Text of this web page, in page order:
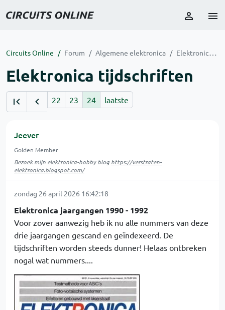
Circuits Online Forum Algemene elektronica Elektronica tijdschriften
Elektronica tijdschriften
22 23 24 laatste
Jeever
Golden Member
Bezoek mijn elektronica-hobby blog https://verstraten-
elektronica.blogspot.com/
zondag 26 april 2026 16:42:18
Elektronica jaargangen 1990 - 1992
Voor zover aanwezig heb ik nu alle nummers van deze
drie jaargangen gescand en geïndexeerd. De
tijdschriften worden steeds dunner! Helaas ontbreken
nogal wat nummers....